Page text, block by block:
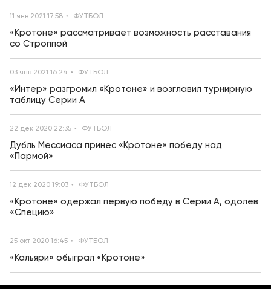
11 янв 2021 17:58 ФУТБОЛ
«Кротоне» рассматривает возможность расставания
со Строппой
03 янв 2021 16:24 ФУТБОЛ
«Интер» разгромил «Кротоне» и возглавил турнирную
таблицу Серии А
22 дек 2020 22:35 ФУТБОЛ
Дубль Мессиаса принес «Кротоне» победу над
«Пармой»
12 дек 2020 19:03 ФУТБОЛ
«Кротоне» одержал первую победу в Серии A, одолев
«Специю»
25 окт 2020 16:45 ФУТБОЛ
«Кальяри» обыграл «Кротоне»